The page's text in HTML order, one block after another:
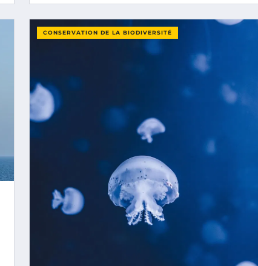
CONSERVATION DE LA BIODIVERSITÉ